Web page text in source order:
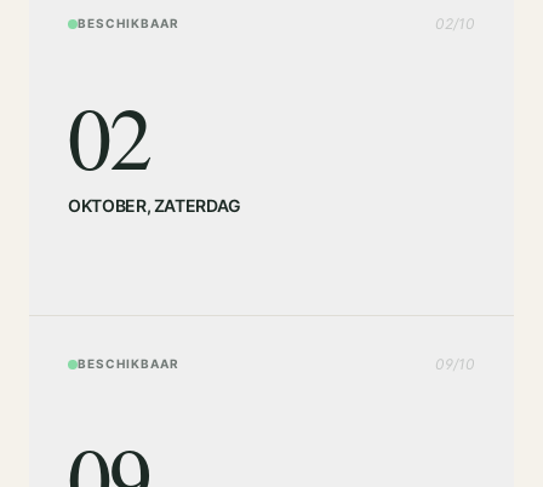
BESCHIKBAAR 02/10
02
OKTOBER,ZATERDAG
BESCHIKBAAR 09/10